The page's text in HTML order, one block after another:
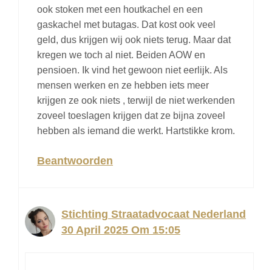
ook stoken met een houtkachel en een
gaskachel met butagas. Dat kost ook veel
geld, dus krijgen wij ook niets terug. Maar dat
kregen we toch al niet. Beiden AOW en
pensioen. Ik vind het gewoon niet eerlijk. Als
mensen werken en ze hebben iets meer
krijgen ze ook niets , terwijl de niet werkenden
zoveel toeslagen krijgen dat ze bijna zoveel
hebben als iemand die werkt. Hartstikke krom.
Beantwoorden
Stichting Straatadvocaat Nederland
30 April 2025 Om 15:05